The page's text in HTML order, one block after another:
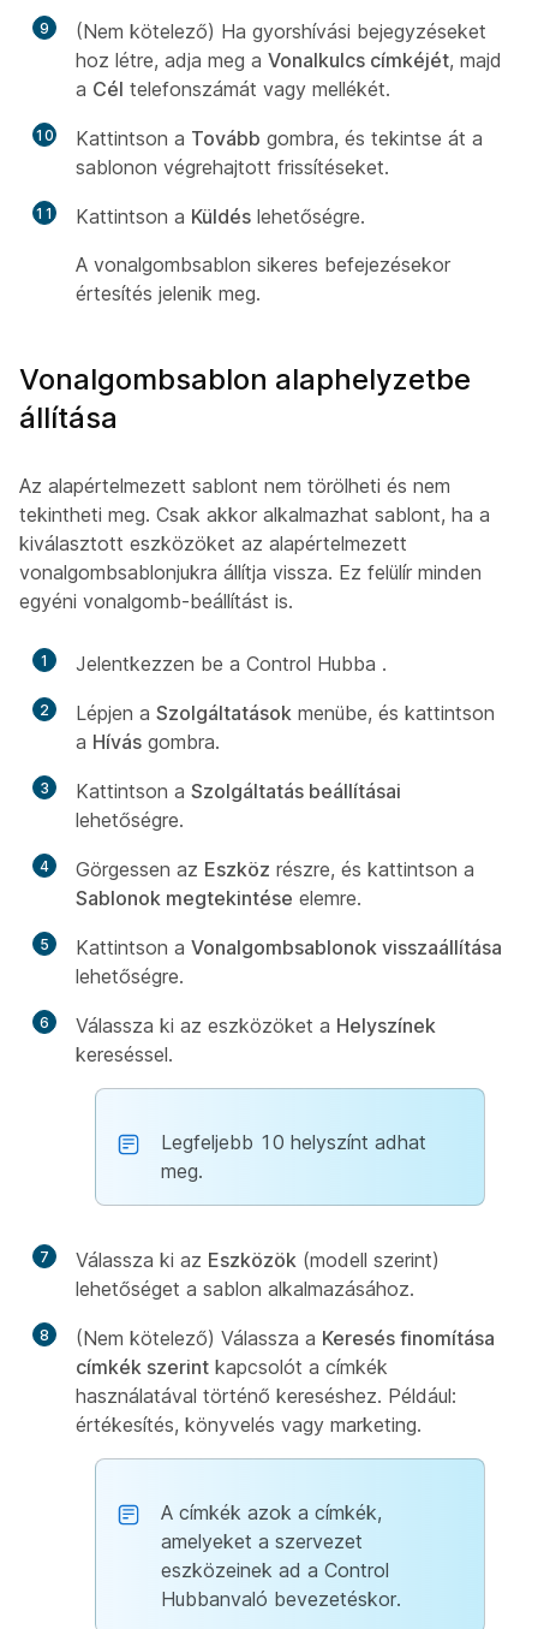
9
(Nem kötelező) Ha gyorshívási bejegyzéseket
hoz létre, adja meg a Vonalkulcs címkéjét, majd
a Cél telefonszámát vagy mellékét.
10 Kattintson a Tovább gombra, és tekintse át a
sablonon végrehajtott frissítéseket.
11 Kattintson a Küldés lehetőségre.
A vonalgombsablon sikeres befejezésekor
értesítés jelenik meg.
Vonalgombsablon alaphelyzetbe
állítása
Az alapértelmezett sablont nem törölheti és nem
tekintheti meg. Csak akkor alkalmazhat sablont, ha a
kiválasztott eszközöket az alapértelmezett
vonalgombsablonjukra állítja vissza. Ez felülír minden
egyéni vonalgomb-beállítást is.
1 Jelentkezzen be a Control Hubba .
2 Lépjen a Szolgáltatások menübe, és kattintson
a Hívás gombra.
3 Kattintson a Szolgáltatás beállításai
lehetőségre.
4 Görgessen az Eszköz részre, és kattintson a
Sablonok megtekintése elemre.
5 Kattintson a Vonalgombsablonok visszaállítása
lehetőségre.
6 Válassza ki az eszközöket a Helyszínek
kereséssel.
Legfeljebb 10 helyszínt adhat
meg.
7 Válassza ki az Eszközök (modell szerint)
lehetőséget a sablon alkalmazásához.
8 (Nem kötelező) Válassza a Keresés finomítása
címkék szerint kapcsolót a címkék
használatával történő kereséshez. Például:
értékesítés, könyvelés vagy marketing.
A címkék azok a címkék,
amelyeket a szervezet
eszközeinek ad a Control
Hubbanvaló bevezetéskor.